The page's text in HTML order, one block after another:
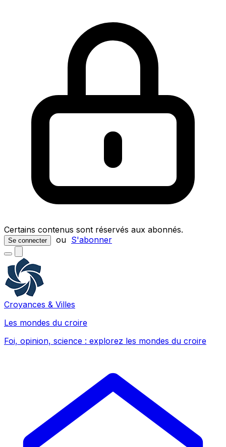
Certains contenus sont réservés aux abonnés.
Se connecter ou S'abonner
Croyances & Villes
Les mondes du croire
Foi, opinion, science : explorez les mondes du croire